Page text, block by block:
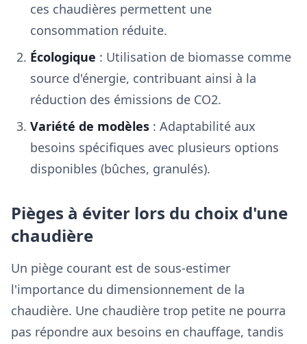
ces chaudières permettent une
consommation réduite.
Écologique : Utilisation de biomasse comme
source d'énergie, contribuant ainsi à la
réduction des émissions de CO2.
Variété de modèles : Adaptabilité aux
besoins spécifiques avec plusieurs options
disponibles (bûches, granulés).
Pièges à éviter lors du choix d'une
chaudière
Un piège courant est de sous-estimer
l'importance du dimensionnement de la
chaudière. Une chaudière trop petite ne pourra
pas répondre aux besoins en chauffage, tandis